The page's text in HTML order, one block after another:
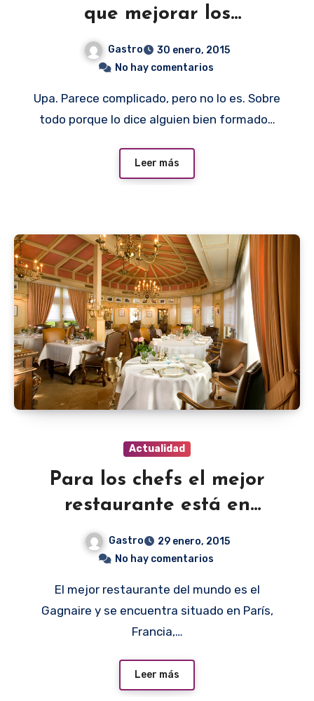
que mejorar los
restaurantes
Gastro
30 enero, 2015
No hay comentarios
Upa. Parece complicado, pero no lo es. Sobre
todo porque lo dice alguien bien formado…
Leer más
Actualidad
Para los chefs el mejor
restaurante está en
Gastro
29 enero, 2015
No hay comentarios
El mejor restaurante del mundo es el
Gagnaire y se encuentra situado en París,
Francia,…
Leer más